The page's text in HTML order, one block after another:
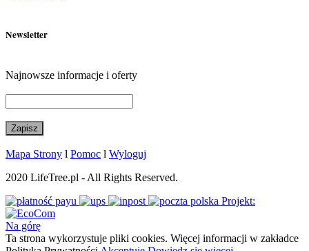
Newsletter
Najnowsze informacje i oferty
Mapa Strony l Pomoc l Wyloguj
2020 LifeTree.pl - All Rights Reserved.
Projekt:
Na górę
Ta strona wykorzystuje pliki cookies. Więcej informacji w zakładce